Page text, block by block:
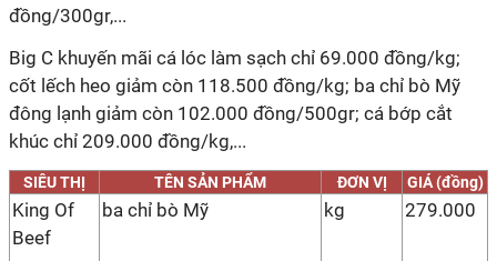
đồng/300gr,...
Big C khuyến mãi cá lóc làm sạch chỉ 69.000 đồng/kg;
cốt lếch heo giảm còn 118.500 đồng/kg; ba chỉ bò Mỹ
đông lạnh giảm còn 102.000 đồng/500gr; cá bớp cắt
khúc chỉ 209.000 đồng/kg,...
SIÊU THỊ TÊN SẢN PHẨM ĐƠN VỊ GIÁ (đồng)
King Of
Beef
ba chỉ bò Mỹ kg 279.000